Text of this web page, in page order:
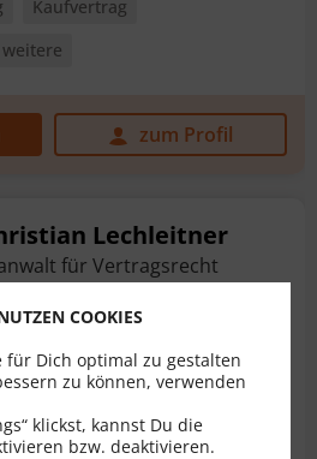
Kaufvertrag
weitere
zum Profil
Lechleitner
für Vertragsrecht
Kirchberg in Tirol
Ehevertrag
COOKIES
für Dich optimal zu gestalten
zu können, verwenden
klickst, kannst Du die
bzw. deaktivieren.